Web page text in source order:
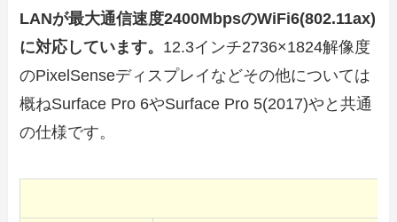
LANが最大通信速度2400MbpsのWiFi6(802.11ax)
に対応しています。 12.3インチ2736×1824解像度
のPixelSenseディスプレイなどその他については
概ねSurface Pro 6やSurface Pro 5(2017)やと共通
の仕様です。